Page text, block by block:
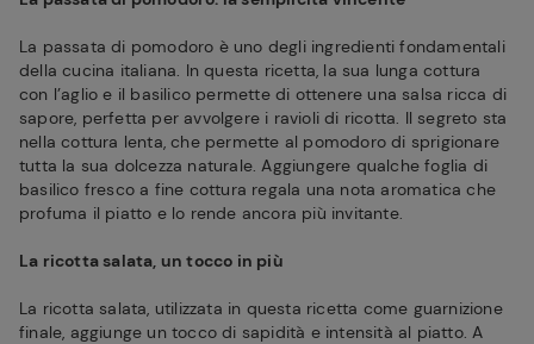
La passata di pomodoro è uno degli ingredienti fondamentali
della cucina italiana. In questa ricetta, la sua lunga cottura
con l’aglio e il basilico permette di ottenere una salsa ricca di
sapore, perfetta per avvolgere i ravioli di ricotta. Il segreto sta
nella cottura lenta, che permette al pomodoro di sprigionare
tutta la sua dolcezza naturale. Aggiungere qualche foglia di
basilico fresco a fine cottura regala una nota aromatica che
profuma il piatto e lo rende ancora più invitante.
La ricotta salata, un tocco in più
La ricotta salata, utilizzata in questa ricetta come guarnizione
finale, aggiunge un tocco di sapidità e intensità al piatto. A